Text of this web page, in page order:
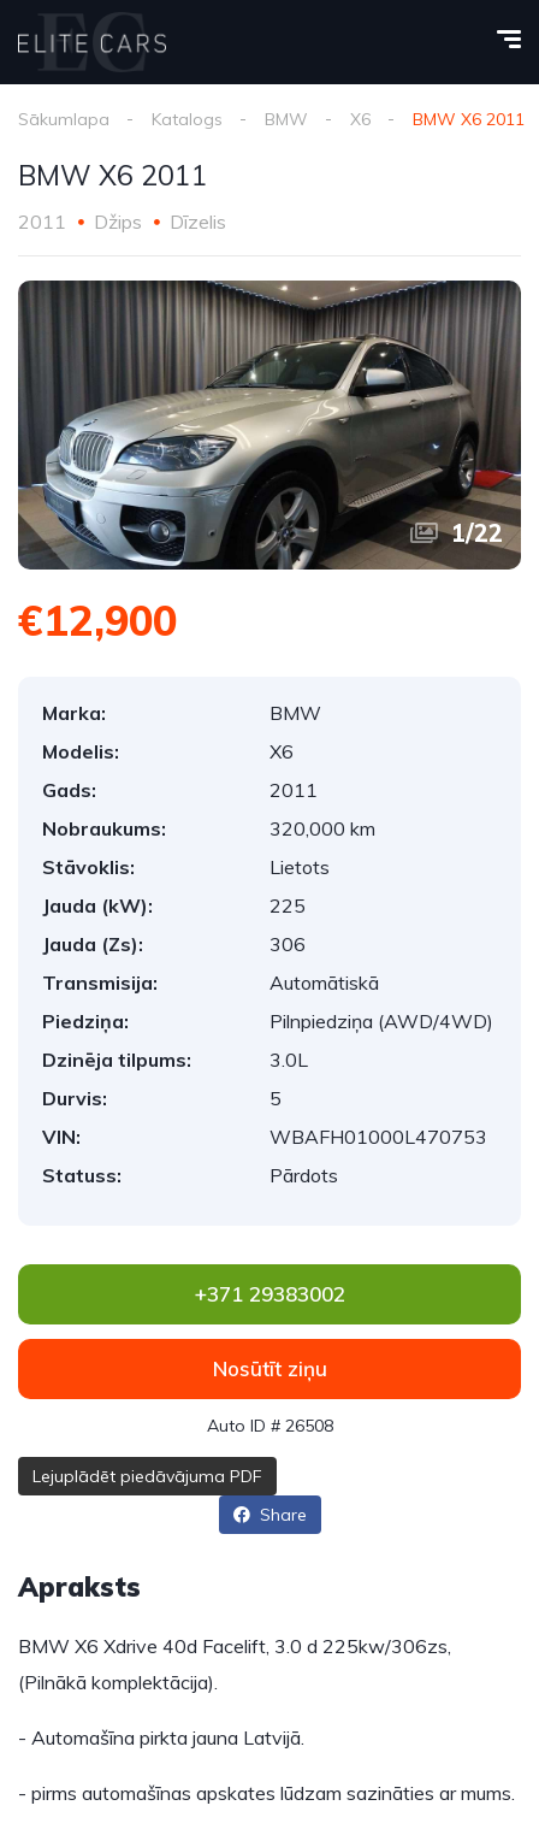
Sākumlapa Katalogs BMW X6 BMW X6 2011
BMW X6 2011
2011 Džips Dīzelis
1/22
€12,900
Marka:
BMW
Modelis:
X6
Gads:
2011
Nobraukums:
320,000 km
Stāvoklis:
Lietots
Jauda (kW):
225
Jauda (Zs):
306
Transmisija:
Automātiskā
Piedziņa:
Pilnpiedziņa (AWD/4WD)
Dzinēja tilpums:
3.0L
Durvis:
5
VIN:
WBAFH01000L470753
Statuss:
Pārdots
+371 29383002
Nosūtīt ziņu
Auto ID # 26508
Lejuplādēt piedāvājuma PDF
Share
Apraksts
BMW X6 Xdrive 40d Facelift, 3.0 d 225kw/306zs,
(Pilnākā komplektācija).
- Automašīna pirkta jauna Latvijā.
- pirms automašīnas apskates lūdzam sazināties ar mums.